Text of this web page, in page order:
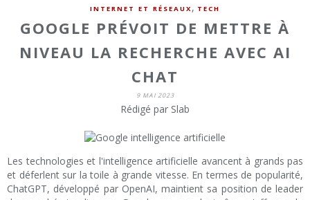
INTERNET ET RÉSEAUX, TECH
GOOGLE PRÉVOIT DE METTRE À
NIVEAU LA RECHERCHE AVEC AI
CHAT
9 MAI 2023
Rédigé par Slab
Les technologies et l'intelligence artificielle avancent à grands pas
et déferlent sur la toile à grande vitesse. En termes de popularité,
ChatGPT, développé par OpenAI, maintient sa position de leader